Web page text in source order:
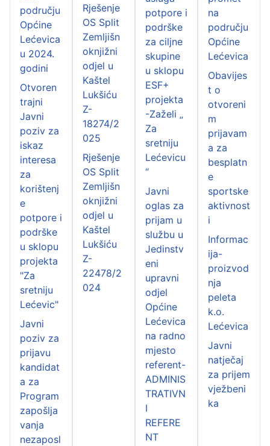
području
Općine
Lećevica
u 2024.
godini
Otvoren
trajni
Javni
poziv za
iskaz
interesa
za
korištenj
e
potpore i
podrške
u sklopu
projekta
"Za
sretniju
Lećevic"
Javni
poziv za
prijavu
kandidat
a za
Program
zapošlja
vanja
nezaposl
Rješenje
OS Split
Zemljišn
oknjižni
odjel u
Kaštel
Lukšiću
Z-
18274/2
025
Rješenje
OS Split
Zemljišn
oknjižni
odjel u
Kaštel
Lukšiću
Z-
22478/2
024
potpore i
podrške
za ciljne
skupine
u sklopu
ESF+
projekta
-Zaželi „
Za
sretniju
Lećevicu
“
Javni
oglas za
prijam u
službu u
Jedinstv
eni
upravni
odjel
Općine
Lećevica
na radno
mjesto
referent-
ADMINIS
TRATIVN
I
REFERE
NT
na
području
Općine
Lećevica
Obavijes
t o
otvoreni
m
prijavam
a za
besplatn
e
sportske
aktivnost
i
Informac
ija-
proizvod
nja
peleta
k.o.
Lećevica
Javni
natječaj
za prijem
vježbeni
ka